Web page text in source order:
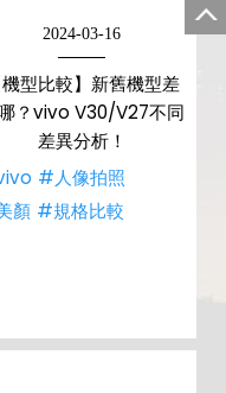
2024-03-16
機型比較】新舊機型差
？vivo V30/V27不同
差異分析！
#人像拍照
顏 #規格比較